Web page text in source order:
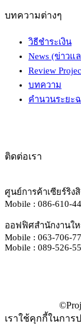
บทความต่างๆ
วิธีชำระเงิน
News (ข่าวแ
Review
บทความ
คำนวนระยะ
ติดต่อเรา
ศูนย์การค้าเซียร์ริง
Mobile : 086-610-
ออฟฟิศสำนักงานใ
Mobile : 063-706-
Mobile : 089-526-
เราใช้คุกกี้ในการ